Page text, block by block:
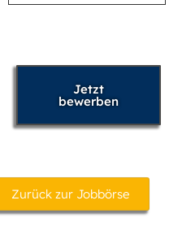
Jetzt
bewerben
Zurück zur Jobbörse